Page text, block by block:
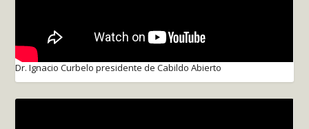
Dr. Ignacio Curbelo presidente de Cabildo Abierto